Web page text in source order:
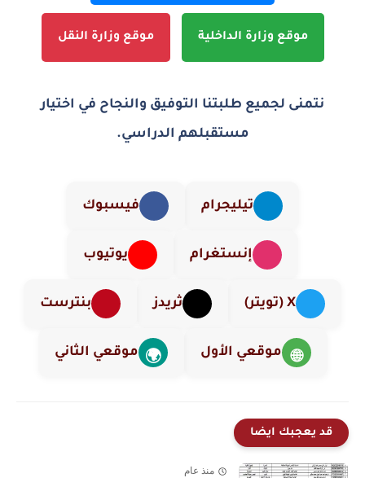
موقع وزارة الداخلية موقع وزارة النقل
نتمنى لجميع طلبتنا التوفيق والنجاح في اختيار
مستقبلهم الدراسي.
تيليجرام فيسبوك
إنستغرام يوتيوب
X (تويتر) ثريدز بنترست
🌐 موقعي الأول 🌍 موقعي الثاني
قد يعجبك ايضا
منذ عام